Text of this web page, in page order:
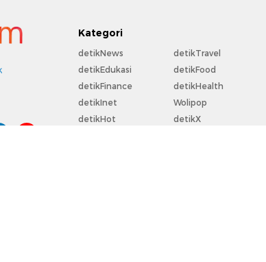
Kategori
detikNews
detikEdukasi
detikFinance
detikInet
detikHot
detikTravel
detikFood
detikHealth
Wolipop
detikX